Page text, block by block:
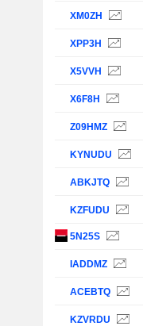
XM0ZH
XPP3H
X5VVH
X6F8H
Z09HMZ
KYNUDU
ABKJTQ
KZFUDU
5N25S
IADDMZ
ACEBTQ
KZVRDU